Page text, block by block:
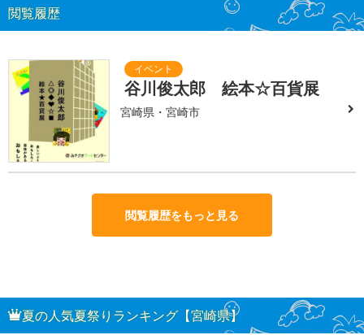
閲覧履歴
谷川俊太郎 絵本☆百貨展
宮崎県・宮崎市
閲覧履歴をもっと見る
夏の人気夏祭りランキング【宮崎県】